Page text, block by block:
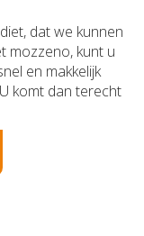
dat we kunnen
mozzeno, kunt u
en makkelijk
komt dan terecht